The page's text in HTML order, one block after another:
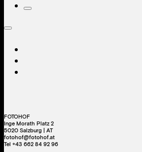
FOTOHOF
Inge Morath Platz 2
5020 Salzburg | AT
fotohof@fotohof.at
Tel +43 662 84 92 96